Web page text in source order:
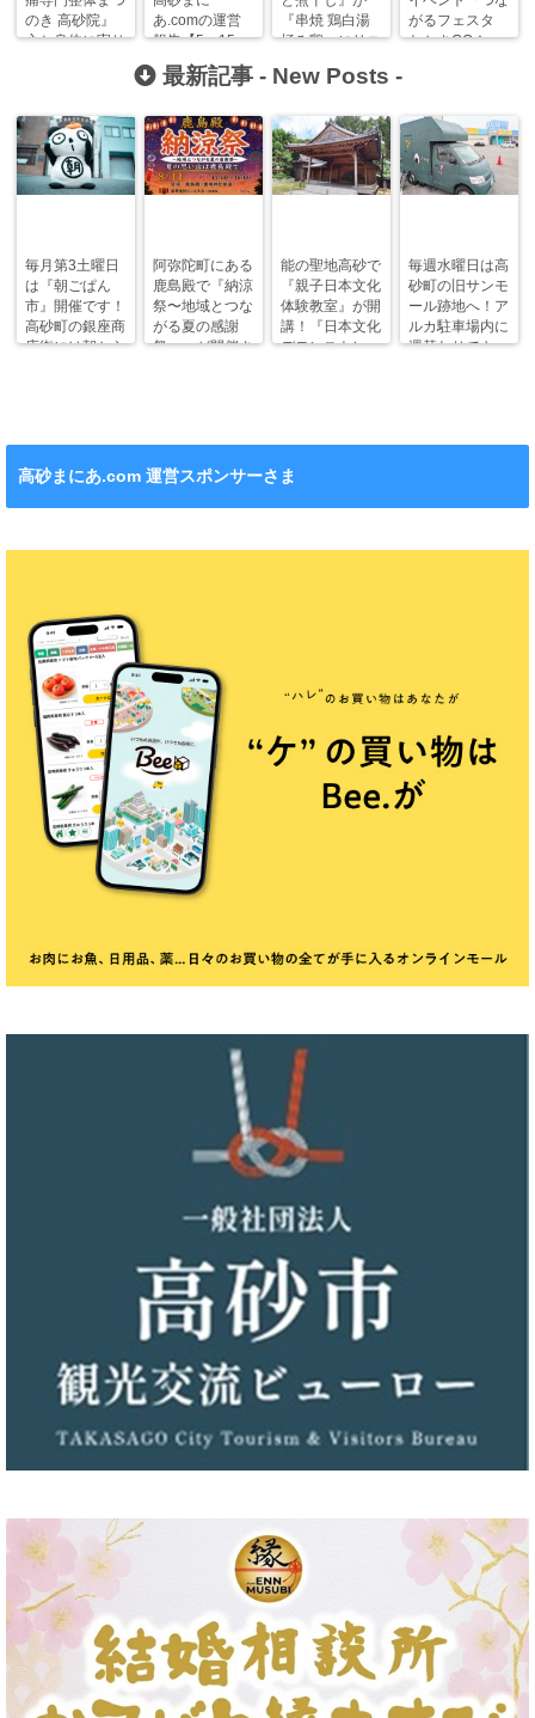
のき 高砂院』
心と身体に寄り
あ.comの運営
報告【5～15ヶ
月目=暗黒の時
代】
『串焼 鶏白湯
極み鶏』にリニ
た！
がるフェスタ
たかさGO！』
最新記事 - New Posts -
毎月第3土曜日
は『朝ごぱん
市』開催です！
高砂町の銀座商
店街には朝から
阿弥陀町にある
鹿島殿で『納涼
祭〜地域とつな
がる夏の感謝
祭〜』が開催さ
能の聖地高砂で
『親子日本文化
体験教室』が開
講！『日本文化
デモンストレー
毎週水曜日は高
砂町の旧サンモ
ール跡地へ！ア
ルカ駐車場内に
週替わりでキッ
高砂まにあ.com 運営スポンサーさま